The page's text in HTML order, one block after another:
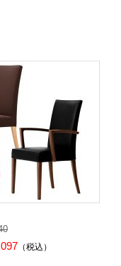
（税込）